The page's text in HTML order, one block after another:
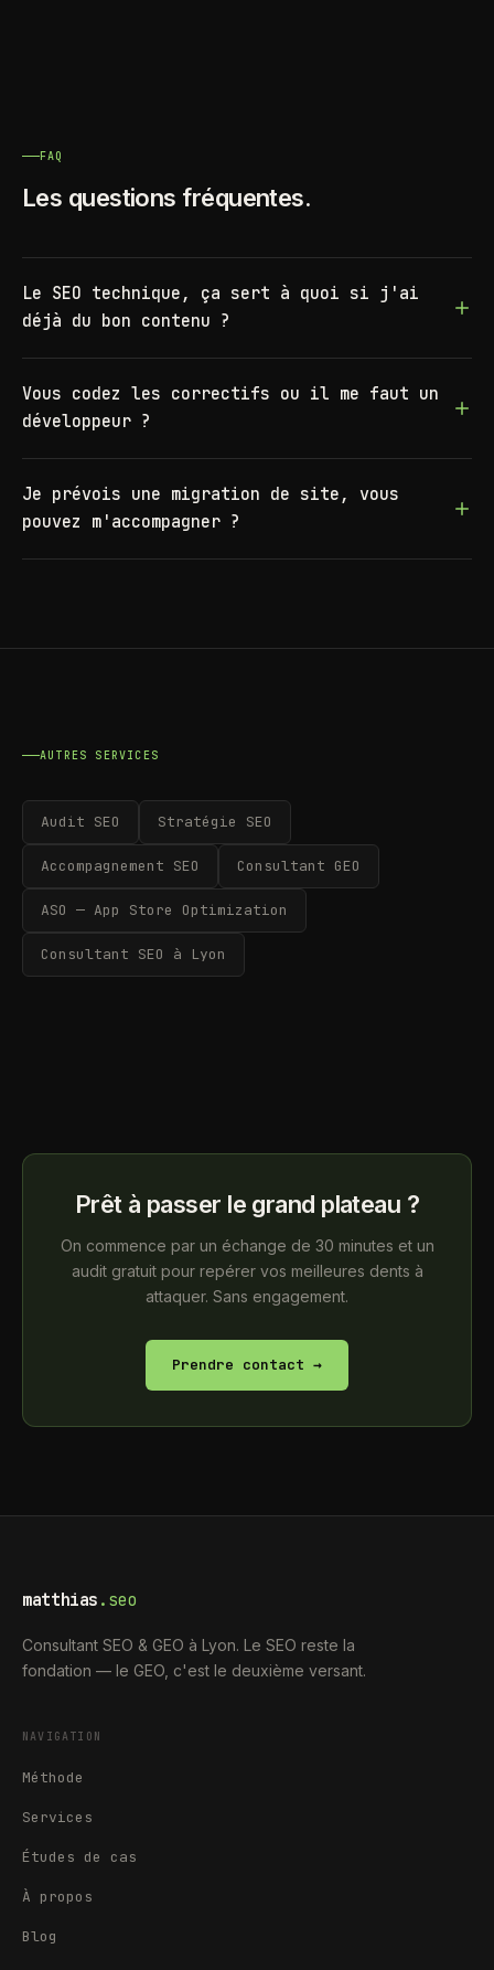
FAQ
Les questions fréquentes.
Le SEO technique, ça sert à quoi si j'ai
déjà du bon contenu ?
Vous codez les correctifs ou il me faut un
développeur ?
Je prévois une migration de site, vous
pouvez m'accompagner ?
AUTRES SERVICES
Audit SEO Stratégie SEO
Accompagnement SEO Consultant GEO
ASO — App Store Optimization
Consultant SEO à Lyon
Prêt à passer le grand plateau ?
On commence par un échange de 30 minutes et un
audit gratuit pour repérer vos meilleures dents à
attaquer. Sans engagement.
Prendre contact →
matthias .seo
Consultant SEO & GEO à Lyon. Le SEO reste la
fondation — le GEO, c'est le deuxième versant.
NAVIGATION
Méthode
Services
Études de cas
À propos
Blog